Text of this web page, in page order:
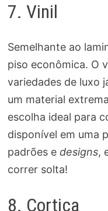
7. Vinil
Semelhante ao
piso econômica. O
variedades de luxo
um material
escolha ideal para
disponível em uma
padrões e designs,
correr solta!
8. Cortiça